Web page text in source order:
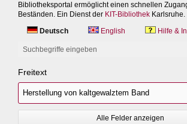
Bibliotheksportal ermöglicht einen schnellen
Beständen. Ein Dienst der KIT-Bibliothek Karlsruhe.
Deutsch
English Hilfe &
Suchbegriffe eingeben
Freitext
Alle Felder anzeigen